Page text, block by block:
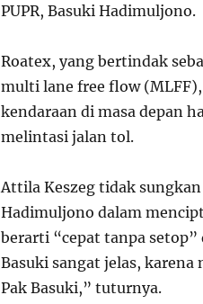
PUPR, Basuki Hadimuljono.
Roatex, yang bertindak
multi lane free flow
kendaraan di masa depan
melintasi jalan tol.
Attila Keszeg tidak
Hadimuljono dalam
berarti “cepat tanpa setop”
Basuki sangat jelas, karena
Pak Basuki,” tuturnya.